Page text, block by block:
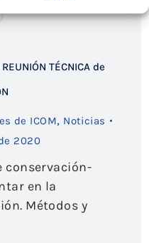
TÉCNICA de
de ICOM, Noticias
2020
conservación-
en la
Métodos y